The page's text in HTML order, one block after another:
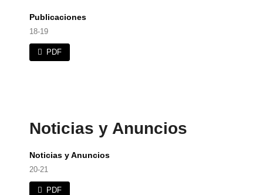
Publicaciones
18-19
PDF
Noticias y Anuncios
Noticias y Anuncios
20-21
PDF